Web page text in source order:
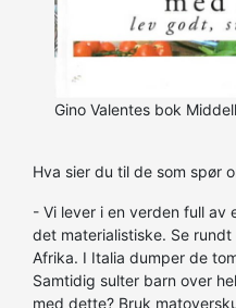
Gino Valentes bok
Hva sier du til de som spør
- Vi lever i en verden full av
det materialistiske. Se
Afrika. I Italia dumper de
Samtidig sulter barn over
med dette? Bruk